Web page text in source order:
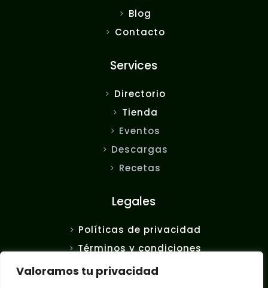
Valoramos tu privacidad
Blog
Contacto
Services
Directorio
Tienda
Eventos
Descargas
Recetas
Legales
Políticas de privacidad
Términos y condiciones
FAQ